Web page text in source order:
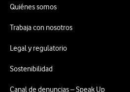
Quiénes somos
Trabaja con nosotros
Legal y regulatorio
Sostenibilidad
Canal de denuncias – Speak Up